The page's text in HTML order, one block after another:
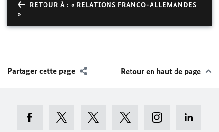
RETOUR À : « RELATIONS FRANCO-ALLEMANDES
»
Partager cette page Retour en haut de page